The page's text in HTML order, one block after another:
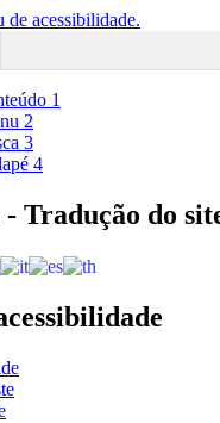
de acessibilidade.
Acesso à
1
2
3
4
Tradução do